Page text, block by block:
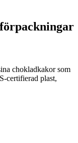
chokladkakor som
certifierad plast,